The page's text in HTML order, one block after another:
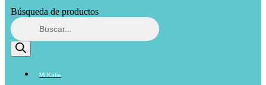
Búsqueda de productos
Mi Katia